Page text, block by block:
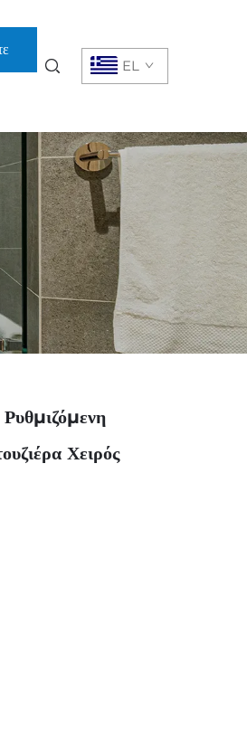
EL
Χειρός